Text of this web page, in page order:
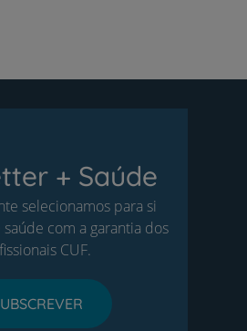
+ Saúde
selecionamos para si
com a garantia dos
CUF.